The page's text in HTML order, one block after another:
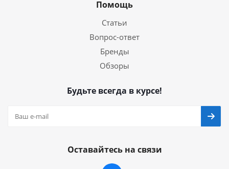
Помощь
Статьи
Вопрос-ответ
Бренды
Обзоры
Будьте всегда в курсе!
Оставайтесь на связи